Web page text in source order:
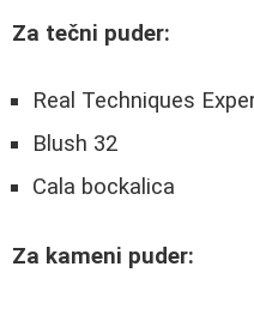
Za tečni puder:
Real Techniques
Blush 32
Cala bockalica
Za kameni puder: